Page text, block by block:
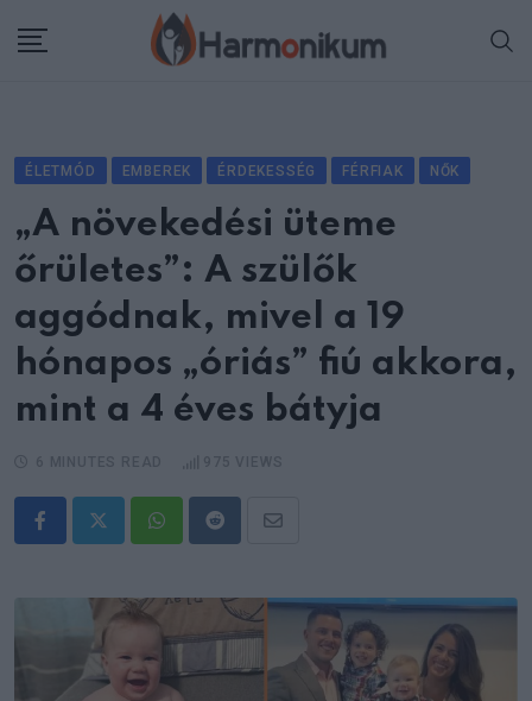
ÉLETMÓD EMBEREK ÉRDEKESSÉG FÉRFIAK NŐK
„A növekedési üteme
őrületes”: A szülők
aggódnak, mivel a 19
hónapos „óriás” fiú akkora,
mint a 4 éves bátyja
WhatsappRedditShare
Email